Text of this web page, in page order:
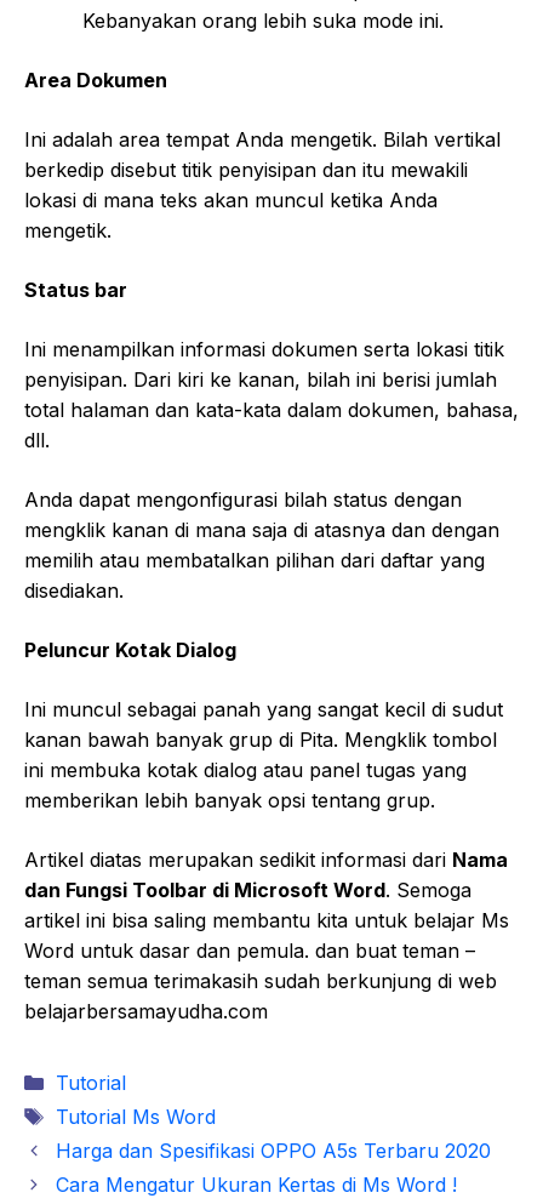
Kebanyakan orang lebih suka mode ini.
Area Dokumen
Ini adalah area tempat Anda mengetik. Bilah vertikal
berkedip disebut titik penyisipan dan itu mewakili
lokasi di mana teks akan muncul ketika Anda
mengetik.
Status bar
Ini menampilkan informasi dokumen serta lokasi titik
penyisipan. Dari kiri ke kanan, bilah ini berisi jumlah
total halaman dan kata-kata dalam dokumen, bahasa,
dll.
Anda dapat mengonfigurasi bilah status dengan
mengklik kanan di mana saja di atasnya dan dengan
memilih atau membatalkan pilihan dari daftar yang
disediakan.
Peluncur Kotak Dialog
Ini muncul sebagai panah yang sangat kecil di sudut
kanan bawah banyak grup di Pita. Mengklik tombol
ini membuka kotak dialog atau panel tugas yang
memberikan lebih banyak opsi tentang grup.
Artikel diatas merupakan sedikit informasi dari Nama
dan Fungsi Toolbar di Microsoft Word. Semoga
artikel ini bisa saling membantu kita untuk belajar Ms
Word untuk dasar dan pemula. dan buat teman –
teman semua terimakasih sudah berkunjung di web
belajarbersamayudha.com
Kategori
Tutorial
Tag
Tutorial Ms Word
Harga dan Spesifikasi OPPO A5s Terbaru 2020
Cara Mengatur Ukuran Kertas di Ms Word !